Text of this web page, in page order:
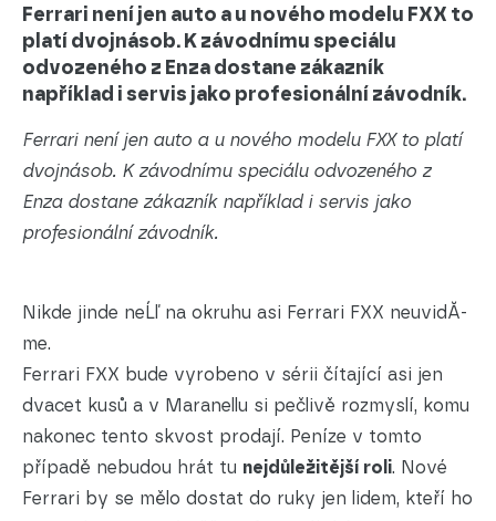
Ferrari není jen auto a u nového modelu FXX to
platí dvojnásob. K závodnímu speciálu
odvozeného z Enza dostane zákazník
například i servis jako profesionální závodník.
Ferrari není jen auto a u nového modelu FXX to platí
dvojnásob. K závodnímu speciálu odvozeného z
Enza dostane zákazník například i servis jako
profesionální závodník.
Nikde jinde neĹľ na okruhu asi Ferrari FXX neuvidĂ­
me.
Ferrari FXX bude vyrobeno v sérii čítající asi jen
dvacet kusů a v Maranellu si pečlivě rozmyslí, komu
nakonec tento skvost prodají. Peníze v tomto
případě nebudou hrát tu nejdůležitější roli. Nové
Ferrari by se mělo dostat do ruky jen lidem, kteří ho